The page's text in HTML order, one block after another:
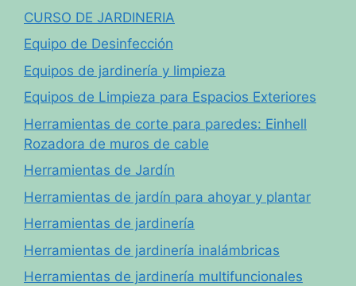
CURSO DE JARDINERIA
Equipo de Desinfección
Equipos de jardinería y limpieza
Equipos de Limpieza para Espacios Exteriores
Herramientas de corte para paredes: Einhell
Rozadora de muros de cable
Herramientas de Jardín
Herramientas de jardín para ahoyar y plantar
Herramientas de jardinería
Herramientas de jardinería inalámbricas
Herramientas de jardinería multifuncionales